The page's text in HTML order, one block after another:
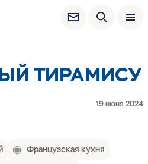
ТИРАМИСУ
19 июня 2024
Французская кухня